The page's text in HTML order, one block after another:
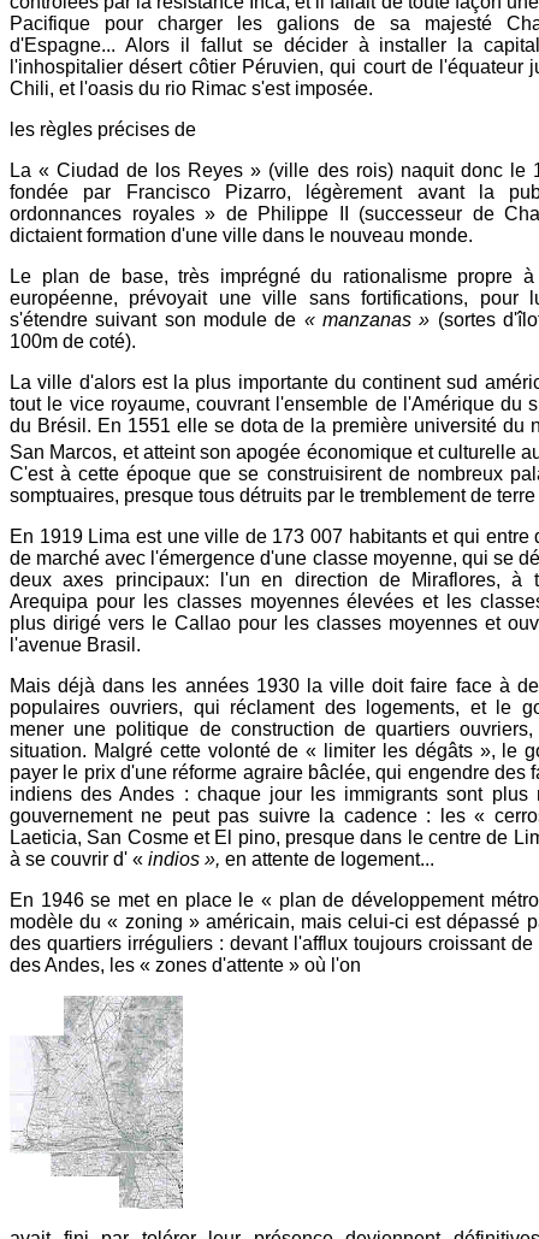
Pacifique pour charger les galions de sa majesté
d'Espagne... Alors il fallut se décider à installer la
l'inhospitalier désert côtier Péruvien, qui court de l'équateur
Chili, et l'oasis du rio Rimac s'est imposée.
les règles précises de
La « Ciudad de los Reyes » (ville des rois) naquit donc le
fondée par Francisco Pizarro, légèrement avant la
ordonnances royales » de Philippe II (successeur de
dictaient formation d'une ville dans le nouveau monde.
Le plan de base, très imprégné du rationalisme propre
européenne, prévoyait une ville sans fortifications, pour
s'étendre suivant son module de « manzanas » (sortes
100m de coté).
La ville d'alors est la plus importante du continent sud
tout le vice royaume, couvrant l'ensemble de l'Amérique du
du Brésil. En 1551 elle se dota de la première université du
San Marcos, et atteint son apogée économique et culturelle
C'est à cette époque que se construisirent de nombreux
somptuaires, presque tous détruits par le tremblement de
En 1919 Lima est une ville de 173 007 habitants et qui entre
de marché avec l'émergence d'une classe moyenne, qui se
deux axes principaux: l'un en direction de Miraflores, à
Arequipa pour les classes moyennes élevées et les
plus dirigé vers le Callao pour les classes moyennes et
l'avenue Brasil.
Mais déjà dans les années 1930 la ville doit faire face à
populaires ouvriers, qui réclament des logements, et le
mener une politique de construction de quartiers
situation. Malgré cette volonté de « limiter les dégâts », le
payer le prix d'une réforme agraire bâclée, qui engendre des
indiens des Andes : chaque jour les immigrants sont plus
gouvernement ne peut pas suivre la cadence : les «
Laeticia, San Cosme et El pino, presque dans le centre de
à se couvrir d' « indios », en attente de logement...
En 1946 se met en place le « plan de développement
modèle du « zoning » américain, mais celui-ci est dépassé
des quartiers irréguliers : devant l'afflux toujours croissant
des Andes, les « zones d'attente » où l'on